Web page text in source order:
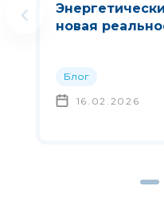
новая
Блог
16.02.2026